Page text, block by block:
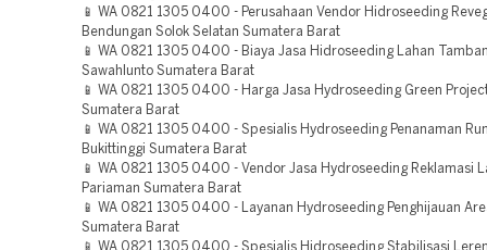
📱 WA 0821 1305 0400 - Perusahaan Vendor Hidroseeding
Bendungan Solok Selatan Sumatera Barat
📱 WA 0821 1305 0400 - Biaya Jasa Hidroseeding Lahan
Sawahlunto Sumatera Barat
📱 WA 0821 1305 0400 - Harga Jasa Hydroseeding Green
Sumatera Barat
📱 WA 0821 1305 0400 - Spesialis Hydroseeding Penanaman
Bukittinggi Sumatera Barat
📱 WA 0821 1305 0400 - Vendor Jasa Hydroseeding Reklamasi
Pariaman Sumatera Barat
📱 WA 0821 1305 0400 - Layanan Hydroseeding Penghijauan
Sumatera Barat
📱 WA 0821 1305 0400 - Spesialis Hidroseeding Stabilisasi